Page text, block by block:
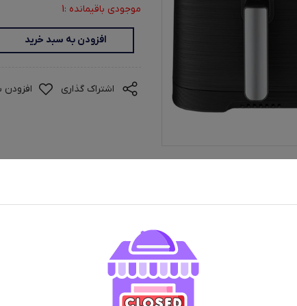
موجودی باقیمانده :1
افزودن به سبد خرید
اشتراک گذاری افزودن